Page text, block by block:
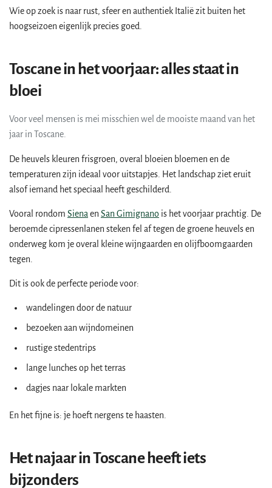
Wie op zoek is naar rust, sfeer en authentiek Italië zit buiten het
hoogseizoen eigenlijk precies goed.
Toscane in het voorjaar: alles staat in
bloei
Voor veel mensen is mei misschien wel de mooiste maand van het
jaar in Toscane.
De heuvels kleuren frisgroen, overal bloeien bloemen en de
temperaturen zijn ideaal voor uitstapjes. Het landschap ziet eruit
alsof iemand het speciaal heeft geschilderd.
Vooral rondom Siena en San Gimignano is het voorjaar prachtig. De
beroemde cipressenlanen steken fel af tegen de groene heuvels en
onderweg kom je overal kleine wijngaarden en olijfboomgaarden
tegen.
Dit is ook de perfecte periode voor:
wandelingen door de natuur
bezoeken aan wijndomeinen
rustige stedentrips
lange lunches op het terras
dagjes naar lokale markten
En het fijne is: je hoeft nergens te haasten.
Het najaar in Toscane heeft iets
bijzonders